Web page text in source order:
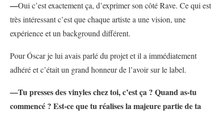
—Oui c’est exactement ça, d’exprimer son côté Rave. Ce qui est
très intéressant c’est que chaque artiste a une vision, une
expérience et un background différent.
Pour Óscar je lui avais parlé du projet et il a immédiatement
adhéré et c’était un grand honneur de l’avoir sur le label.
—Tu presses des vinyles chez toi, c’est ça ? Quand as-tu
commencé ? Est-ce que tu réalises la majeure partie de ta